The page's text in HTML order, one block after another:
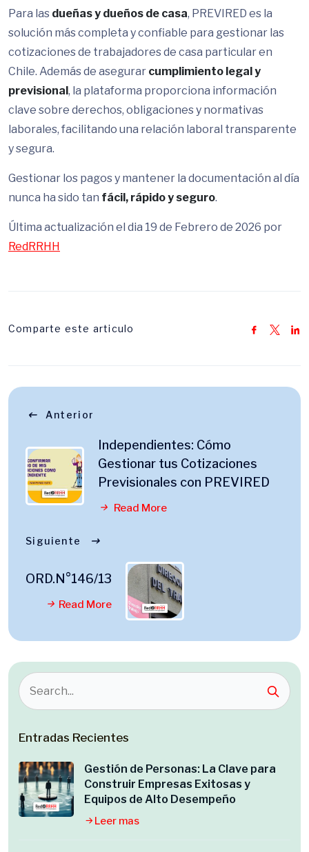
Para las dueñas y dueños de casa, PREVIRED es la
solución más completa y confiable para gestionar las
cotizaciones de trabajadores de casa particular en
Chile. Además de asegurar cumplimiento legal y
previsional, la plataforma proporciona información
clave sobre derechos, obligaciones y normativas
laborales, facilitando una relación laboral transparente
y segura.
Gestionar los pagos y mantener la documentación al día
nunca ha sido tan fácil, rápido y seguro.
Última actualización el dia 19 de Febrero de 2026 por
RedRRHH
Comparte este articulo
Anterior
Independientes: Cómo
Gestionar tus Cotizaciones
Previsionales con PREVIRED
Read More
Siguiente
ORD.N°146/13
Read More
Entradas Recientes
Gestión de Personas: La Clave para
Construir Empresas Exitosas y
Equipos de Alto Desempeño
Leer mas